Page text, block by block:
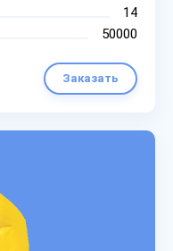
14
50000
Заказать